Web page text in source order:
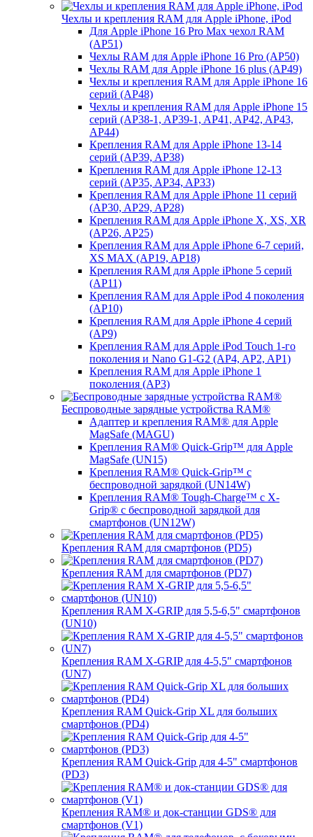
Чехлы и крепления RAM для Apple iPhone, iPod
Для Apple iPhone 16 Pro Max чехол RAM
(AP51)
Чехлы RAM для Apple iPhone 16 Pro (AP50)
Чехлы RAM для Apple iPhone 16 plus (AP49)
Чехлы и крепления RAM для Apple iPhone 16
серий (AP48)
Чехлы и крепления RAM для Apple iPhone 15
серий (AP38-1, AP39-1, AP41, AP42, AP43,
AP44)
Крепления RAM для Apple iPhone 13-14
серий (AP39, AP38)
Крепления RAM для Apple iPhone 12-13
серий (AP35, AP34, AP33)
Крепления RAM для Apple iPhone 11 серий
(AP30, AP29, AP28)
Крепления RAM для Apple iPhone X, XS, XR
(AP26, AP25)
Крепления RAM для Apple iPhone 6-7 серий,
XS MAX (AP19, AP18)
Крепления RAM для Apple iPhone 5 серий
(AP11)
Крепления RAM для Apple iPod 4 поколения
(AP10)
Крепления RAM для Apple iPhone 4 серий
(AP9)
Крепления RAM для Apple iPod Touch 1-го
поколения и Nano G1-G2 (AP4, AP2, AP1)
Крепления RAM для Apple iPhone 1
поколения (AP3)
Беспроводные зарядные устройства RAM®
Адаптер и крепления RAM® для Apple
MagSafe (MAGU)
Крепления RAM® Quick-Grip™ для Apple
MagSafe (UN15)
Крепления RAM® Quick-Grip™ с
беспроводной зарядкой (UN14W)
Крепления RAM® Tough-Charge™ с X-
Grip® с беспроводной зарядкой для
смартфонов (UN12W)
Крепления RAM для смартфонов (PD5)
Крепления RAM для смартфонов (PD7)
Крепления RAM X-GRIP для 5,5-6,5" смартфонов
(UN10)
Крепления RAM X-GRIP для 4-5,5" смартфонов
(UN7)
Крепления RAM Quick-Grip XL для больших
смартфонов (PD4)
Крепления RAM Quick-Grip для 4-5" смартфонов
(PD3)
Крепления RAM® и док-станции GDS® для
смартфонов (V1)